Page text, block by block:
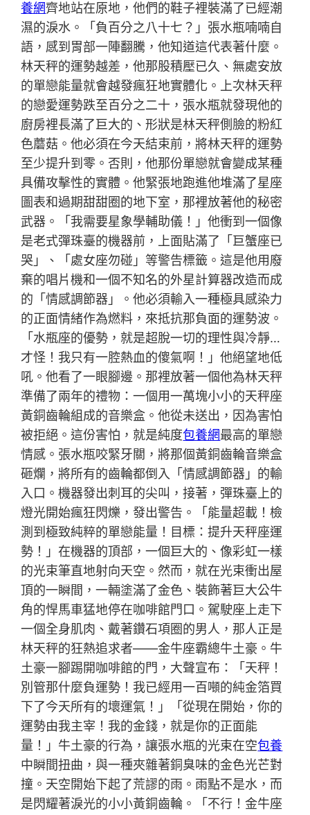
養網齊地站在原地，他們的鞋子裡裝滿了已經潮
濕的淚水。「負百分之八十七？」張水瓶喃喃自
語，感到胃部一陣翻騰，他知道這代表著什麼。
林天秤的運勢越差，他那股積壓已久、無處安放
的單戀能量就會越發瘋狂地實體化。上次林天秤
的戀愛運勢跌至百分之二十，張水瓶就發現他的
廚房裡長滿了巨大的、形狀是林天秤側臉的粉紅
色蘑菇。他必須在今天結束前，將林天秤的運勢
至少提升到零。否則，他那份單戀就會變成某種
具備攻擊性的實體。他緊張地跑進他堆滿了星座
圖表和過期甜甜圈的地下室，那裡放著他的秘密
武器。「我需要星象學輔助儀！」他衝到一個像
是老式彈珠臺的機器前，上面貼滿了「巨蟹座已
哭」、「處女座勿碰」等警告標籤。這是他用廢
棄的唱片機和一個不知名的外星計算器改造而成
的「情感調節器」。他必須輸入一種極具感染力
的正面情緒作為燃料，來抵抗那負面的運勢波。
「水瓶座的優勢，就是超脫一切的理性與冷靜…
才怪！我只有一腔熱血的傻氣啊！」他絕望地低
吼。他看了一眼腳邊。那裡放著一個他為林天秤
準備了兩年的禮物：一個用一萬塊小小的天秤座
黃銅齒輪組成的音樂盒。他從未送出，因為害怕
被拒絕。這份害怕，就是純度包養網最高的單戀
情感。張水瓶咬緊牙關，將那個黃銅齒輪音樂盒
砸爛，將所有的齒輪都倒入「情感調節器」的輸
入口。機器發出刺耳的尖叫，接著，彈珠臺上的
燈光開始瘋狂閃爍，發出警告。「能量超載！檢
測到極致純粹的單戀能量！目標：提升天秤座運
勢！」在機器的頂部，一個巨大的、像彩虹一樣
的光束筆直地射向天空。然而，就在光束衝出屋
頂的一瞬間，一輛塗滿了金色、裝飾著巨大公牛
角的悍馬車猛地停在咖啡館門口。駕駛座上走下
一個全身肌肉、戴著鑽石項圈的男人，那人正是
林天秤的狂熱追求者——金牛座霸總牛土豪。牛
土豪一腳踢開咖啡館的門，大聲宣布：「天秤！
別管那什麼負運勢！我已經用一百噸的純金箔買
下了今天所有的壞運氣！」「從現在開始，你的
運勢由我主宰！我的金錢，就是你的正面能
量！」牛土豪的行為，讓張水瓶的光束在空包養
中瞬間扭曲，與一種夾雜著銅臭味的金色光芒對
撞。天空開始下起了荒謬的雨。雨點不是水，而
是閃耀著淚光的小小黃銅齒輪。「不行！金牛座